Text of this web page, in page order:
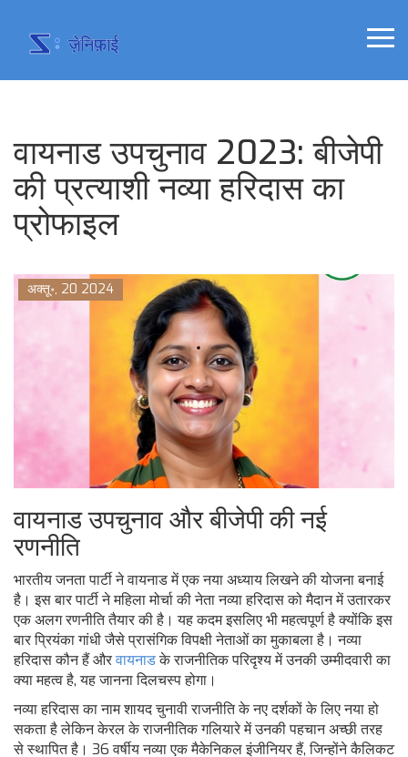
वायनाड उपचुनाव 2023: बीजेपी
की प्रत्याशी नव्या हरिदास का
प्रोफाइल
अक्तू॰, 20 2024
वायनाड उपचुनाव और बीजेपी की नई
रणनीति
भारतीय जनता पार्टी ने वायनाड में एक नया अध्याय लिखने की योजना बनाई
है। इस बार पार्टी ने महिला मोर्चा की नेता नव्या हरिदास को मैदान में उतारकर
एक अलग रणनीति तैयार की है। यह कदम इसलिए भी महत्वपूर्ण है क्योंकि इस
बार प्रियंका गांधी जैसे प्रासंगिक विपक्षी नेताओं का मुकाबला है। नव्या
हरिदास कौन हैं औरवायनाडके राजनीतिक परिदृश्य में उनकी उम्मीदवारी का
क्या महत्व है, यह जानना दिलचस्प होगा।
नव्या हरिदास का नाम शायद चुनावी राजनीति के नए दर्शकों के लिए नया हो
सकता है लेकिन केरल के राजनीतिक गलियारे में उनकी पहचान अच्छी तरह
से स्थापित है। 36 वर्षीय नव्या एक मैकेनिकल इंजीनियर हैं, जिन्होंने कैलिकट